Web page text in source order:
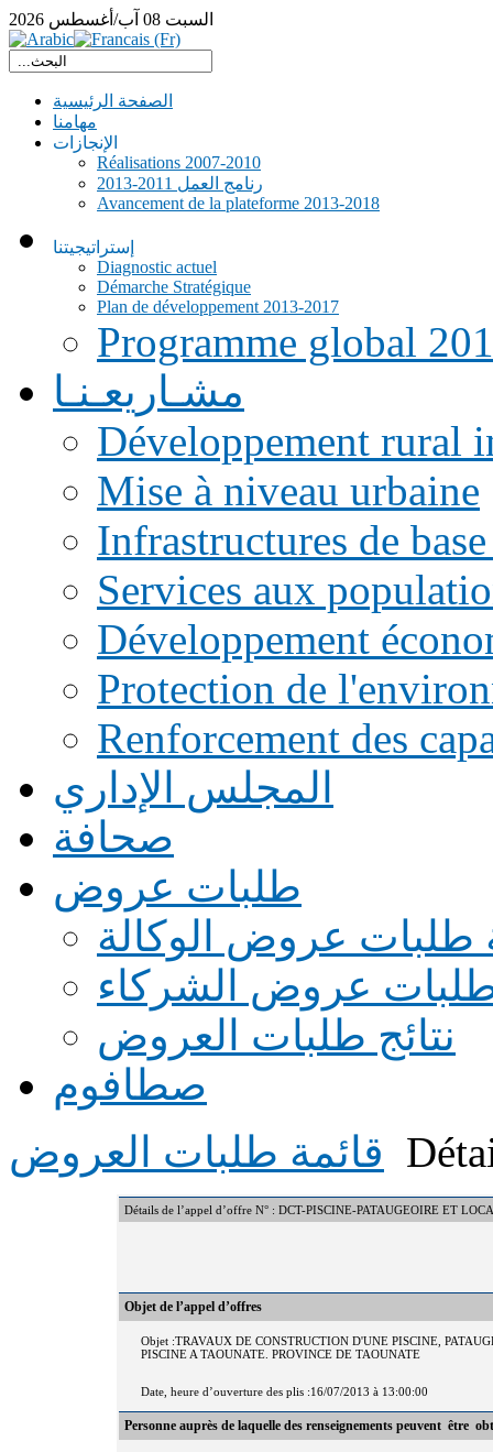
السبت 08 آب/أغسطس 2026
الصفحة الرئيسية
مهامنا
الإنجازات
Réalisations 2007-2010
رنامج العمل 2011-2013
Avancement de la plateforme 2013-2018
إستراتيجيتنا
Diagnostic actuel
Démarche Stratégique
Plan de développement 2013-2017
Programme global
مشـاريعـنـا
Développement rural
Mise à niveau urbaine
Infrastructures de
Services aux
Développement
Protection de
Renforcement des
المجلس الإداري
صحافة
طلبات عروض
طلبات عروض الوكالة
طلبات عروض الشركاء
نتائج طلبات العروض
صطافوم
قائمة طلبات العروض
Détails de l’appel d’offre N° : DCT-PISCINE-PATAUGEOIRE ET
Objet de l’appel d’offres
Objet :TRAVAUX DE CONSTRUCTION D'UNE PISCINE,
PISCINE A TAOUNATE. PROVINCE DE TAOUNATE
Date, heure d’ouverture des plis :16/07/2013 à 13:00:00
Personne auprès de laquelle des renseignements peuvent être